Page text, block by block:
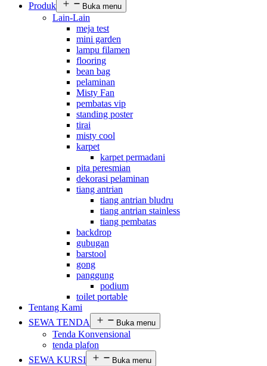
Produk
Buka menu
Lain-Lain
meja test
mini garden
lampu filamen
flooring
bean bag
pelaminan
Misty Fan
pembatas vip
standing poster
tirai
misty cool
karpet
karpet permadani
pita peresmian
dekorasi pelaminan
tiang antrian
tiang antrian bludru
tiang antrian stainless
tiang pembatas
backdrop
gubugan
barstool
gong
panggung
podium
toilet portable
Tentang Kami
SEWA TENDA
Buka menu
Tenda Konvensional
tenda plafon
SEWA KURSI
Buka menu